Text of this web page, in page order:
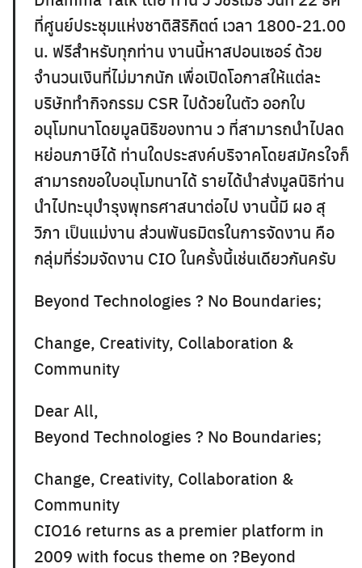
Search
for:
ที่ศูนย์ประชุมแห่งชาติสิริกิตต์ เวลา 1800-21.00
น. ฟรีสำหรับทุกท่าน งานนี้หาสปอนเซอร์ ด้วย
จำนวนเงินที่ไม่มากนัก เพื่อเปิดโอกาสให้แต่ละ
บริษัททำกิจกรรม CSR ไปด้วยในตัว ออกใบ
อนุโมทนาโดยมูลนิธิของทาน ว ที่สามารถนำไปลด
หย่อนภาษีได้ ท่านใดประสงค์บริจาคโดยสมัครใจก็
สามารถขอใบอนุโมทนาได้ รายได้นำส่งมูลนิธิท่าน
นำไปทะนุบำรุงพุทธศาสนาต่อไป งานนี้มี ผอ สุ
วิภา เป็นแม่งาน ส่วนพันธมิตรในการจัดงาน คือ
กลุ่มที่ร่วมจัดงาน CIO ในครั้งนี้เช่นเดียวกันครับ
Beyond Technologies ? No Boundaries;
Change, Creativity, Collaboration &
Community
Dear All,
Beyond Technologies ? No Boundaries;
Change, Creativity, Collaboration &
Community
CIO16 returns as a premier platform in
2009 with focus theme on ?Beyond